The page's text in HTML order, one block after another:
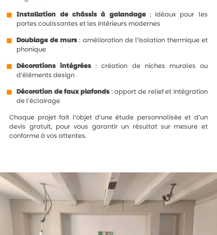
Installation de châssis à galandage: idéaux pour les
portes coulissantes et les intérieurs modernes
Doublage de murs : amélioration de l’isolation thermique et
phonique
Décorations intégrées : création de niches murales ou
d’éléments design
Décoration de faux plafonds : apport de relief et intégration
de l’éclairage
Chaque projet fait l’objet d’une étude personnalisée et d’un
devis gratuit, pour vous garantir un résultat sur mesure et
conforme à vos attentes.